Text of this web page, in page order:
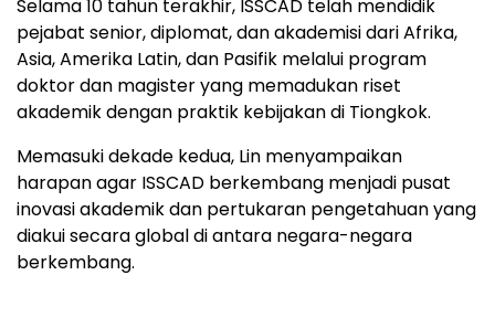
Selama 10 tahun terakhir, ISSCAD telah mendidik
pejabat senior, diplomat, dan akademisi dari Afrika,
Asia, Amerika Latin, dan Pasifik melalui program
doktor dan magister yang memadukan riset
akademik dengan praktik kebijakan di Tiongkok.
Memasuki dekade kedua, Lin menyampaikan
harapan agar ISSCAD berkembang menjadi pusat
inovasi akademik dan pertukaran pengetahuan yang
diakui secara global di antara negara-negara
berkembang.